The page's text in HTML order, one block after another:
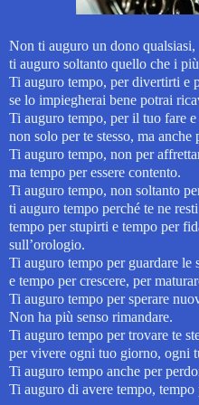
Non ti auguro un dono qualsiasi,
ti auguro soltanto quello che i
Ti auguro tempo, per divertirti e
se lo impiegherai bene potrai
Ti auguro tempo, per il tuo fare e
non solo per te stesso, ma
Ti auguro tempo, non per
ma tempo per essere contento.
Ti auguro tempo, non soltanto
ti auguro tempo perché te ne
tempo per stupirti e tempo per
sull’orologio.
Ti auguro tempo per guardare le
e tempo per crescere, per
Ti auguro tempo per sperare
Non ha più senso rimandare.
Ti auguro tempo per trovare te
per vivere ogni tuo giorno, ogni
Ti auguro tempo anche per
Ti auguro di avere tempo, tempo